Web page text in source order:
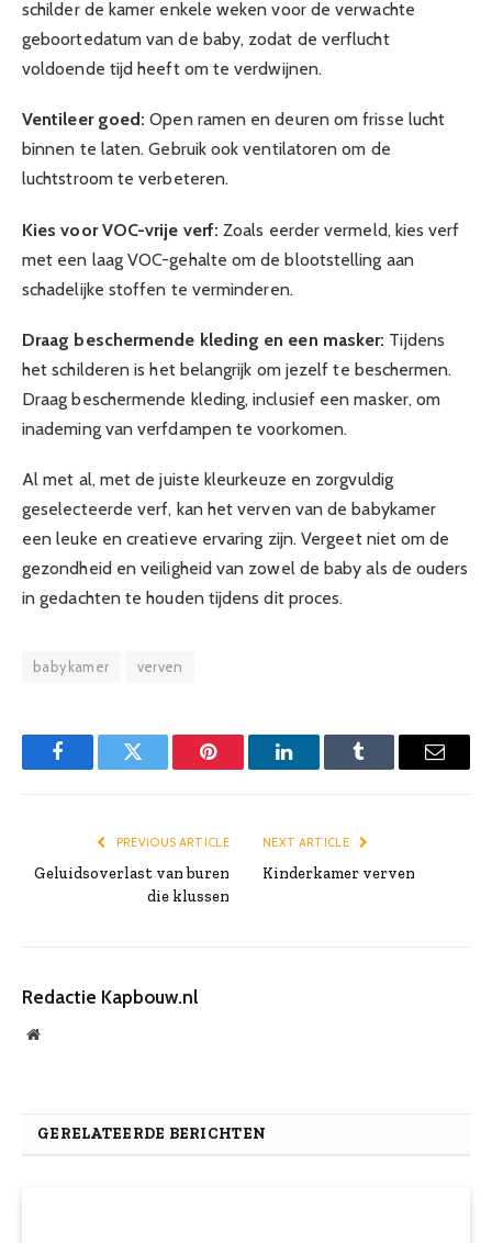
schilder de kamer enkele weken voor de verwachte
geboortedatum van de baby, zodat de verflucht
voldoende tijd heeft om te verdwijnen.
Ventileer goed:Open ramen en deuren om frisse lucht
binnen te laten. Gebruik ook ventilatoren om de
luchtstroom te verbeteren.
Kies voor VOC-vrije verf: Zoals eerder vermeld, kies verf
met een laag VOC-gehalte om de blootstelling aan
schadelijke stoffen te verminderen.
Draag beschermende kleding en een masker: Tijdens
het schilderen is het belangrijk om jezelf te beschermen.
Draag beschermende kleding, inclusief een masker, om
inademing van verfdampen te voorkomen.
Al met al, met de juiste kleurkeuze en zorgvuldig
geselecteerde verf, kan het verven van de babykamer
een leuke en creatieve ervaring zijn. Vergeet niet om de
gezondheid en veiligheid van zowel de baby als de ouders
in gedachten te houden tijdens dit proces.
babykamer verven
FacebookTwitter Pinterest LinkedInTumblr Email
PREVIOUS ARTICLE
Geluidsoverlast van buren
die klussen
NEXT ARTICLE
Kinderkamer verven
Redactie Kapbouw.nl
Website
GERELATEERDE BERICHTEN